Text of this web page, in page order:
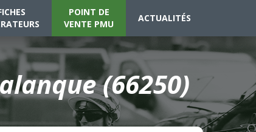
POINT DE
VENTE PMU
ACTUALITÉS
(66250)